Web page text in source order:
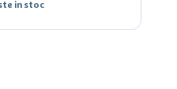
in stoc